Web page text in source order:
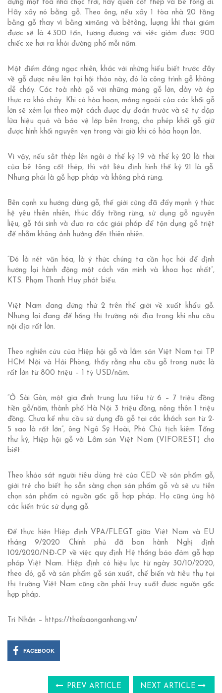
dựng một toà nhà chọc trời, hãy quên cốt thép và bê tông đi.
Hãy xây nó bằng gỗ. Theo ông, nếu xây 1 tòa nhà 20 tầng
bằng gỗ thay vì bằng ximăng và bêtông, lượng khí thải giảm
được sẽ là 4.300 tấn, tương đương với việc giảm được 900
chiếc xe hơi ra khỏi đường phố mỗi năm.
Một điểm đáng ngạc nhiên, khác với những hiểu biết trước đây
về gỗ được nêu lên tại hội thảo này, đó là công trình gỗ không
dễ cháy. Các toà nhà gỗ với những mảng gỗ lớn, dày và ép
thực ra khó cháy. Khi có hỏa hoạn, mảng ngoài của các khối gỗ
lớn sẽ xém lại theo một cách được dự đoán trước và sẽ tự dập
lửa hiệu quả và bảo vệ lớp bên trong, cho phép khối gỗ giữ
được hình khối nguyên vẹn trong vài giờ khi có hỏa hoạn lớn.
Vì vậy, nếu sắt thép lên ngôi ở thế kỷ 19 và thế kỷ 20 là thời
của bê tông cốt thép, thì vật liệu định hình thế kỷ 21 là gỗ.
Nhưng phải là gỗ hợp pháp và không phá rừng.
Bên cạnh xu hướng dùng gỗ, thế giới cũng đã đẩy mạnh ý thức
hệ yêu thiên nhiên, thúc đẩy trồng rừng, sử dụng gỗ nguyên
liệu, gỗ tái sinh và đưa ra các giải pháp để tận dụng gỗ triệt
để nhằm không ảnh hưởng đến thiên nhiên.
“Đó là nét văn hóa, là ý thức chúng ta cần học hỏi để định
hướng lại hành động một cách văn minh và khoa học nhất”,
KTS. Phạm Thanh Huy phát biểu.
Việt Nam đang đứng thứ 2 trên thế giới về xuất khẩu gỗ.
Nhưng lại đang để hổng thị trường nội địa trong khi nhu cầu
nội địa rất lớn.
Theo nghiên cứu của Hiệp hội gỗ và lâm sản Việt Nam tại TP
HCM Nội và Hải Phòng, thấy rằng nhu cầu gỗ trong nước là
rất lớn từ 800 triệu – 1 tỷ USD/năm.
“Ở Sài Gòn, một gia đình trung lưu tiêu từ 6 – 7 triệu đồng
tiền gỗ/năm, thành phố Hà Nội 3 triệu đồng, nông thôn 1 triệu
đồng. Chưa kể nhu cầu sử dụng đồ gỗ tại các khách sạn từ 2-
5 sao là rất lớn”, ông Ngô Sỹ Hoài, Phó Chủ tịch kiêm Tổng
thư ký, Hiệp hội gỗ và Lâm sản Việt Nam (VIFOREST) cho
biết.
Theo khảo sát người tiêu dùng trẻ của CED về sản phẩm gỗ,
giới trẻ cho biết họ sẵn sàng chọn sản phẩm gỗ và sẽ ưu tiên
chọn sản phẩm có nguồn gốc gỗ hợp pháp. Họ cũng ủng hộ
các kiến trúc sử dụng gỗ.
Để thực hiện Hiệp định VPA/FLEGT giữa Việt Nam và EU
tháng 9/2020 Chính phủ đã ban hành Nghị định
102/2020/NĐ-CP về việc quy định Hệ thống bảo đảm gỗ hợp
pháp Việt Nam. Hiệp định có hiệu lực từ ngày 30/10/2020,
theo đó, gỗ và sản phẩm gỗ sản xuất, chế biến và tiêu thụ tại
thị trường Việt Nam cũng cần phải truy xuất được nguồn gốc
hợp pháp.
Tri Nhân – https://thoibaonganhang.vn/
FACEBOOK
PREV ARTICLE NEXT ARTICLE